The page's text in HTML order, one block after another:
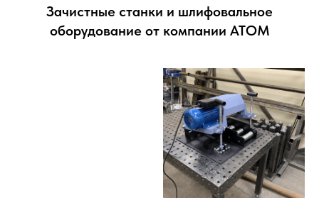
Зачистные станки и шлифовальное
оборудование от компании АТОМ